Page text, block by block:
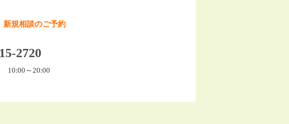
新規相談のご予約
2720
10:00～20:00